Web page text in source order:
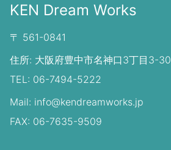
KEN Dream Works
〒 561-0841
住所: 大阪府豊中市名神口3丁目3-30
TEL: 06-7494-5222
Mail: info@kendreamworks.jp
FAX: 06-7635-9509